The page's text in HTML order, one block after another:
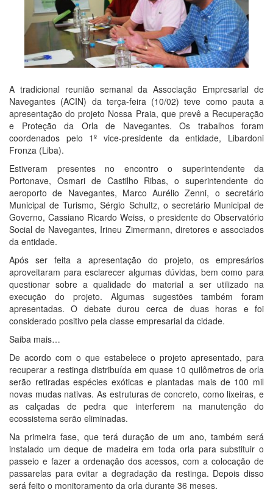
A tradicional reunião semanal da Associação Empresarial de
Navegantes (ACIN) da terça-feira (10/02) teve como pauta a
apresentação do projeto Nossa Praia, que prevê a Recuperação
e Proteção da Orla de Navegantes. Os trabalhos foram
coordenados pelo 1º vice-presidente da entidade, Libardoni
Fronza (Liba).
Estiveram presentes no encontro o superintendente da
Portonave, Osmari de Castilho Ribas, o superintendente do
aeroporto de Navegantes, Marco Aurélio Zenni, o secretário
Municipal de Turismo, Sérgio Schultz, o secretário Municipal de
Governo, Cassiano Ricardo Weiss, o presidente do Observatório
Social de Navegantes, Irineu Zimermann, diretores e associados
da entidade.
Após ser feita a apresentação do projeto, os empresários
aproveitaram para esclarecer algumas dúvidas, bem como para
questionar sobre a qualidade do material a ser utilizado na
execução do projeto. Algumas sugestões também foram
apresentadas. O debate durou cerca de duas horas e foi
considerado positivo pela classe empresarial da cidade.
Saiba mais…
De acordo com o que estabelece o projeto apresentado, para
recuperar a restinga distribuída em quase 10 quilômetros de orla
serão retiradas espécies exóticas e plantadas mais de 100 mil
novas mudas nativas. As estruturas de concreto, como lixeiras, e
as calçadas de pedra que interferem na manutenção do
ecossistema serão eliminadas.
Na primeira fase, que terá duração de um ano, também será
instalado um deque de madeira em toda orla para substituir o
passeio e fazer a ordenação dos acessos, com a colocação de
passarelas para evitar a degradação da restinga. Depois disso
será feito o monitoramento da orla durante 36 meses.